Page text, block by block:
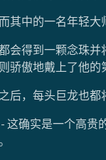
其中的一名年轻大
会得到一颗念珠
骄傲地戴上了他的
后，每头巨龙也
这确实是一个高